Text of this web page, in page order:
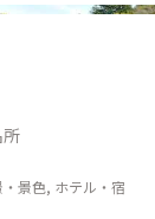
景色, ホテル・宿